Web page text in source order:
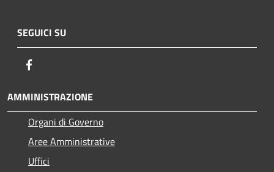
SEGUICI SU
AMMINISTRAZIONE
Organi di Governo
Aree Amministrative
Uffici